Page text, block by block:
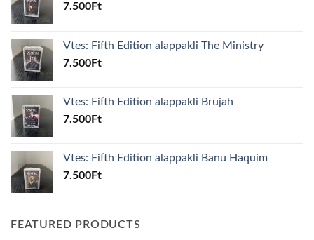
7.500Ft
Vtes: Fifth Edition alappakli The Ministry
7.500Ft
Vtes: Fifth Edition alappakli Brujah
7.500Ft
Vtes: Fifth Edition alappakli Banu Haquim
7.500Ft
FEATURED PRODUCTS